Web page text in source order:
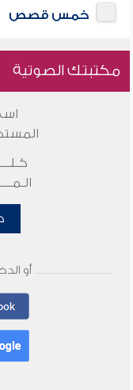
خمس قصص
مكتبتك الصوتية
أو